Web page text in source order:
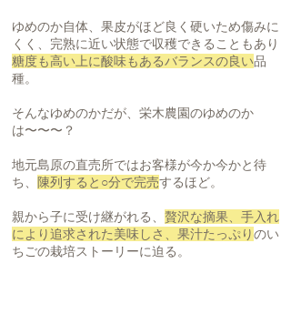
ゆめのか自体、果皮がほど良く硬いため傷みに
くく、完熟に近い状態で収穫できることもあり
糖度も高い上に酸味もあるバランスの良い品
種。
そんなゆめのかだが、栄木農園のゆめのか
は〜〜〜？
地元島原の直売所ではお客様が今か今かと待
ち、
陳列すると○分で完売するほど。
親から子に受け継がれる、 贅沢な摘果、手入れ
により追求された美味しさ、果汁たっぷりのい
ちごの栽培ストーリーに迫る。